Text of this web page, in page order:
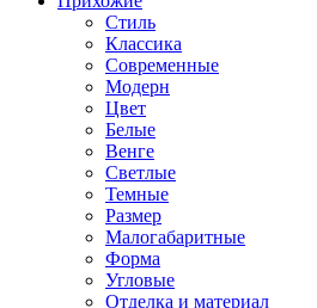
Стиль
Классика
Современные
Модерн
Цвет
Белые
Венге
Светлые
Темные
Размер
Малогабаритные
Форма
Угловые
Отделка и материал